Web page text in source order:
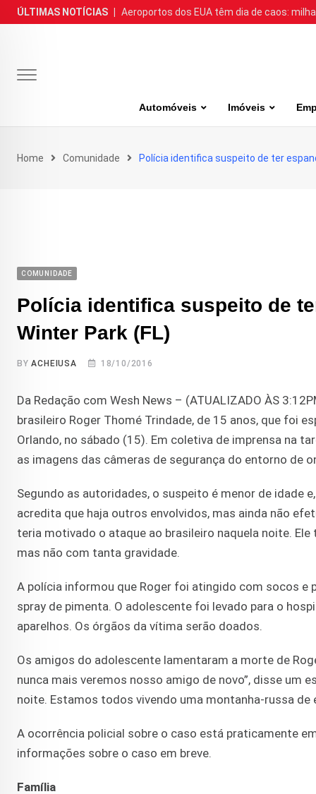
Skip
to
ÚLTIMAS NOTÍCIAS Aeroportos dos EUA têm dia de caos:
Automóveis Imóveis
Home Comunidade Polícia identifica suspeito de ter
COMUNIDADE
Polícia identifica suspeito de
Winter Park (FL)
BYACHEIUSA 18/10/2016
Da Redação com Wesh News – (ATUALIZADO ÀS
brasileiro Roger Thomé Trindade, de 15 anos, que foi
Orlando, no sábado (15). Em coletiva de imprensa na
as imagens das câmeras de segurança do entorno de
Segundo as autoridades, o suspeito é menor de idade
acredita que haja outros envolvidos, mas ainda não
teria motivado o ataque ao brasileiro naquela noite.
mas não com tanta gravidade.
A polícia informou que Roger foi atingido com socos e
spray de pimenta. O adolescente foi levado para o
aparelhos. Os órgãos da vítima serão doados.
Os amigos do adolescente lamentaram a morte de
nunca mais veremos nosso amigo de novo”, disse um
noite. Estamos todos vivendo uma montanha-russa de
A ocorrência policial sobre o caso está praticamente
informações sobre o caso em breve.
Família